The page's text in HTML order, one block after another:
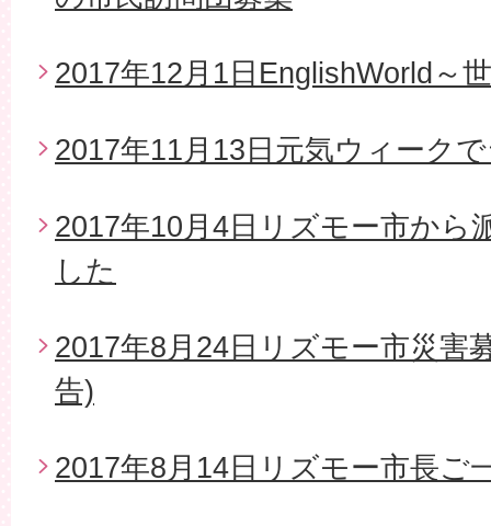
2017年12月1日EnglishWorld～
2017年11月13日元気ウィーク
2017年10月4日リズモー市から
した
2017年8月24日リズモー市災害
告)
2017年8月14日リズモー市長ご